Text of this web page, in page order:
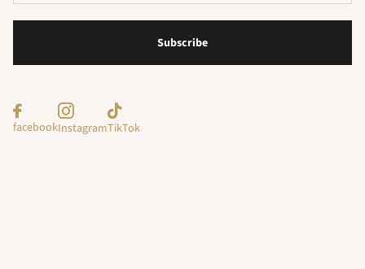
Subscribe
facebookInstagramTikTok